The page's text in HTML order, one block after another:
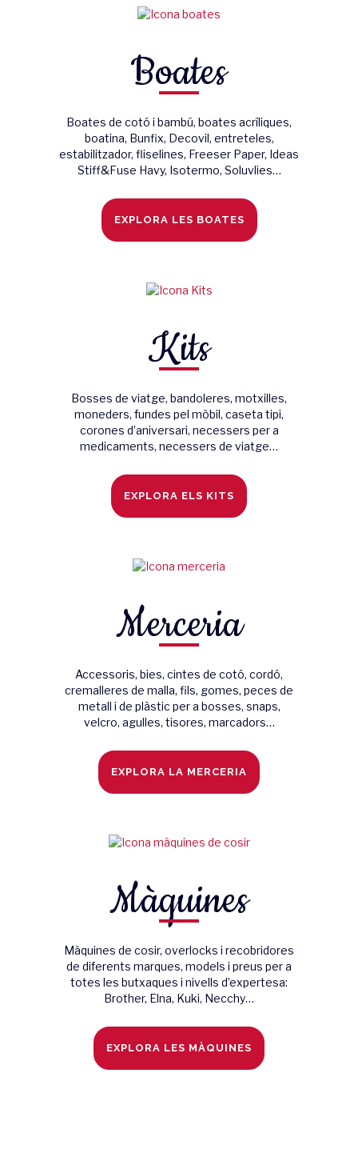
Boates
Boates de cotó i bambú, boates acríliques,
boatina, Bunfix, Decovil, entreteles,
estabilitzador, fliselines, Freeser Paper, Ideas
Stiff&Fuse Havy, Isotermo, Soluvlies…
EXPLORA LES BOATES
Kits
Bosses de viatge, bandoleres, motxilles,
moneders, fundes pel mòbil, caseta tipi,
corones d’aniversari, necessers per a
medicaments, necessers de viatge…
EXPLORA ELS KITS
Merceria
Accessoris, bies, cintes de cotó, cordó,
cremalleres de malla, fils, gomes, peces de
metall i de plàstic per a bosses, snaps,
velcro, agulles, tisores, marcadors…
EXPLORA LA MERCERIA
Màquines
Màquines de cosir, overlocks i recobridores
de diferents marques, models i preus per a
totes les butxaques i nivells d’expertesa:
Brother, Elna, Kuki, Necchy…
EXPLORA LES MÀQUINES